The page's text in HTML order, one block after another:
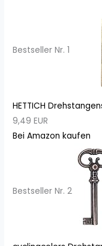
Bestseller Nr. 1
HETTICH
9,49 EUR
Bei Amazon kaufen
Bestseller Nr. 2